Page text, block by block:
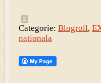
Categorie: Blogroll,
nationala